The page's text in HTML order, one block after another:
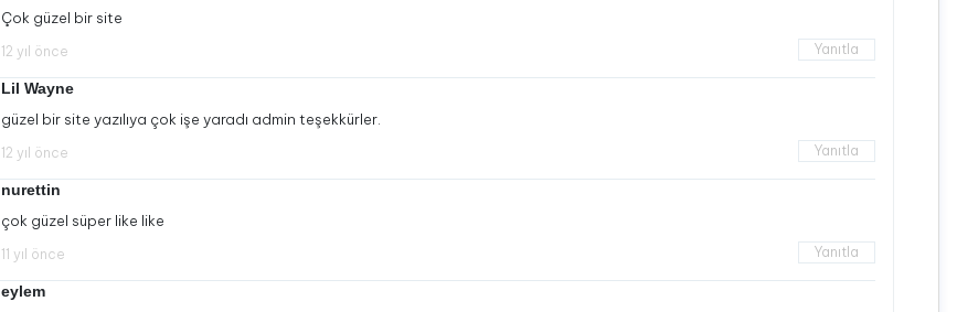
Çok güzel bir site
12 yıl önce Yanıtla
Lil Wayne
güzel bir site yazılıya çok işe yaradı admin teşekkürler.
12 yıl önce Yanıtla
nurettin
çok güzel süper like like
11 yıl önce Yanıtla
eylem